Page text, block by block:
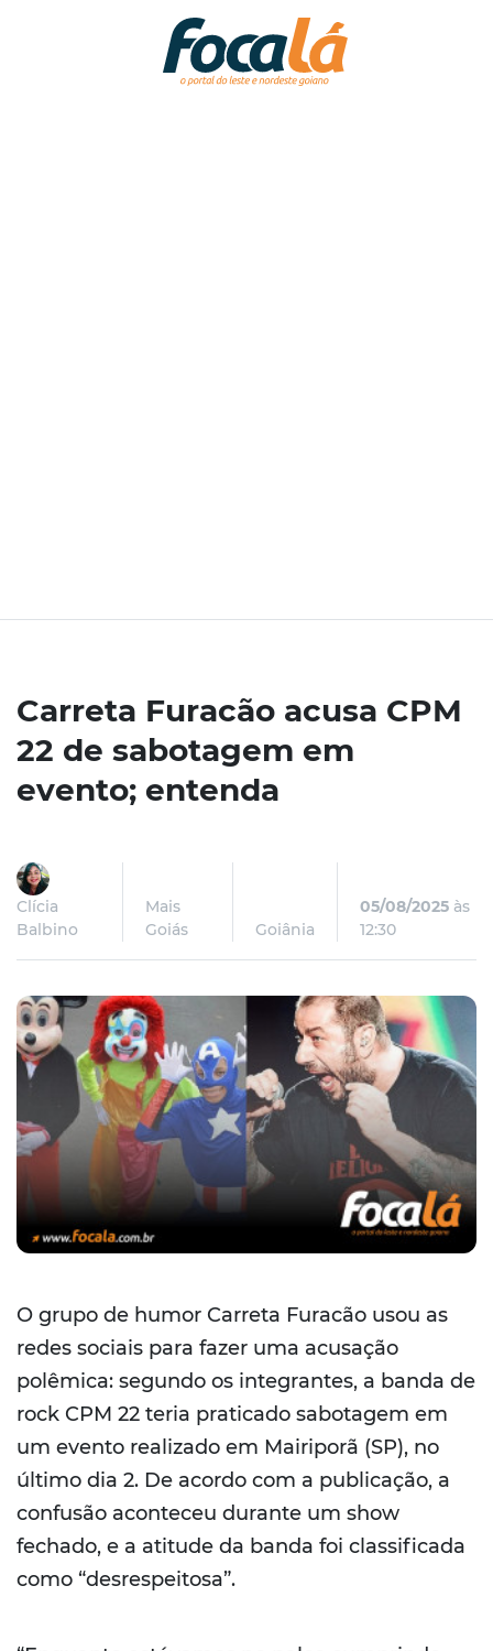
Carreta Furacão acusa CPM
22 de sabotagem em
evento; entenda
Clícia
Balbino
Mais
Goiás
Goiânia
05/08/2025às
12:30
O grupo de humor Carreta Furacão usou as
redes sociais para fazer uma acusação
polêmica: segundo os integrantes, a banda de
rock CPM 22 teria praticado sabotagem em
um evento realizado em Mairiporã (SP), no
último dia 2. De acordo com a publicação, a
confusão aconteceu durante um show
fechado, e a atitude da banda foi classificada
como “desrespeitosa”.